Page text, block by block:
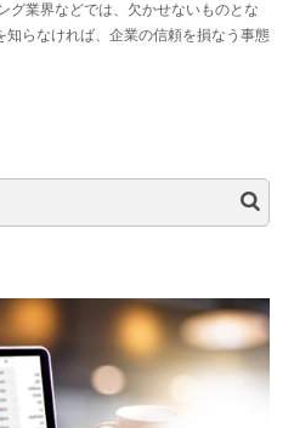
グ業界などでは、欠かせないものとな
知らなければ、企業の信頼を損なう事態